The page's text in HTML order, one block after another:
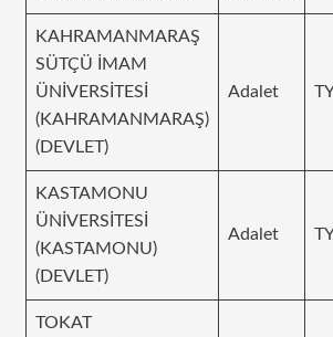
KAHRAMANMARAŞ
SÜTÇÜ İMAM
ÜNİVERSİTESİ
(KAHRAMANMARAŞ)
(DEVLET)
Adalet
KASTAMONU
ÜNİVERSİTESİ
(KASTAMONU)
(DEVLET)
Adalet
TOKAT